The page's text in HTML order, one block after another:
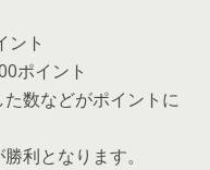
ント
ポイント
数などがポイントに
利となります。